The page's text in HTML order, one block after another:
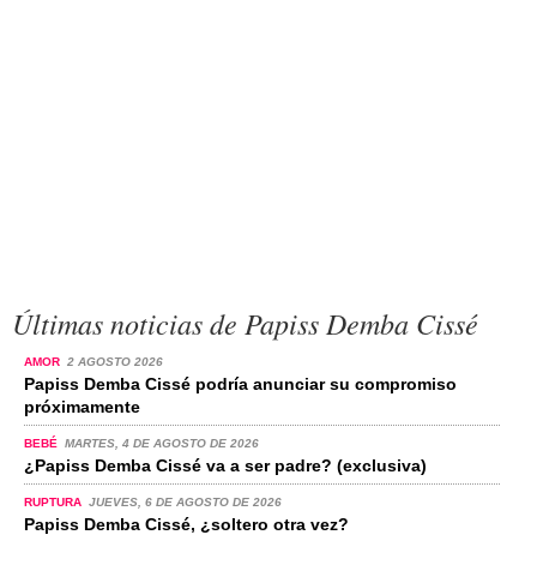
Últimas noticias de Papiss Demba Cissé
AMOR 2 AGOSTO 2026
Papiss Demba Cissé podría anunciar su compromiso
próximamente
BEBÉ MARTES, 4 DE AGOSTO DE 2026
¿Papiss Demba Cissé va a ser padre? (exclusiva)
RUPTURA JUEVES, 6 DE AGOSTO DE 2026
Papiss Demba Cissé, ¿soltero otra vez?